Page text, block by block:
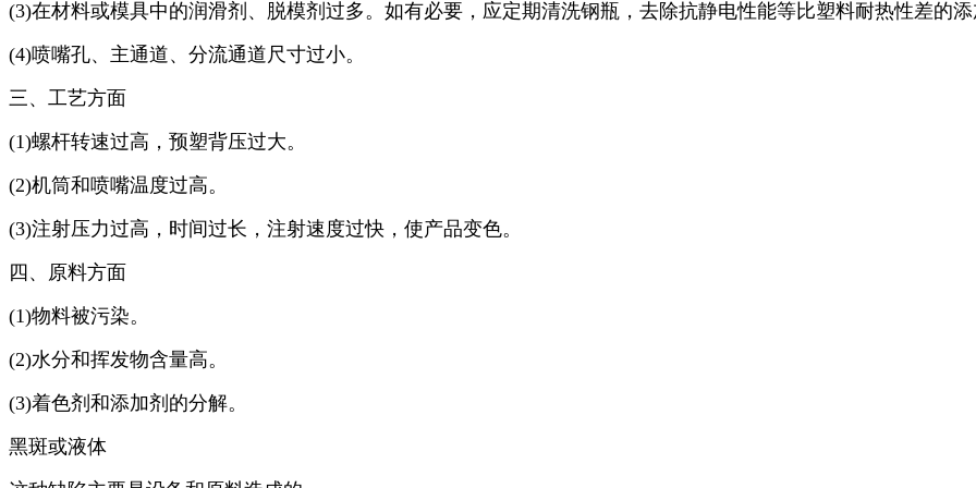
(3)在材料或模具中的润滑剂、脱模剂过多。如有必要，应定期清洗钢瓶，去除抗静电性能等比塑料耐热性差的
(4)喷嘴孔、主通道、分流通道尺寸过小。
三、工艺方面
(1)螺杆转速过高，预塑背压过大。
(2)机筒和喷嘴温度过高。
(3)注射压力过高，时间过长，注射速度过快，使产品变色。
四、原料方面
(1)物料被污染。
(2)水分和挥发物含量高。
(3)着色剂和添加剂的分解。
黑斑或液体